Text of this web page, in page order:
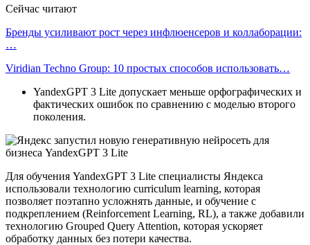
Сейчас читают
Бренды усиливают рост через инфлюенсеров и коллаборации:
…
Viridian Techno Group: 10 простых способов использовать…
YandexGPT 3 Lite допускает меньше орфографических и
фактических ошибок по сравнению с моделью второго
поколения.
Для обучения YandexGPT 3 Lite специалисты Яндекса
использовали технологию curriculum learning, которая
позволяет поэтапно усложнять данные, и обучение с
подкреплением (Reinforcement Learning, RL), а также добавили
технологию Grouped Query Attention, которая ускоряет
обработку данных без потери качества.